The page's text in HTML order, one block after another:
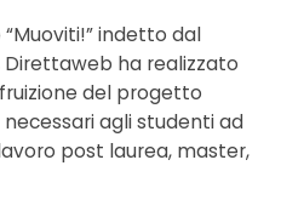
indetto dal
ha realizzato
del progetto
agli studenti ad
post laurea, master,